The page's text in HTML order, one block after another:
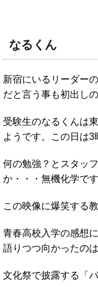
なるくん
新宿にいるリーダー
だと言う事も初出し
受験生のなるくんは
ようです。この日は3
何の勉強？とスタッ
か・・・無機化学で
この映像に爆笑する教
青春高校入学の感想
語りつつ向かったのは
文化祭で披露する「